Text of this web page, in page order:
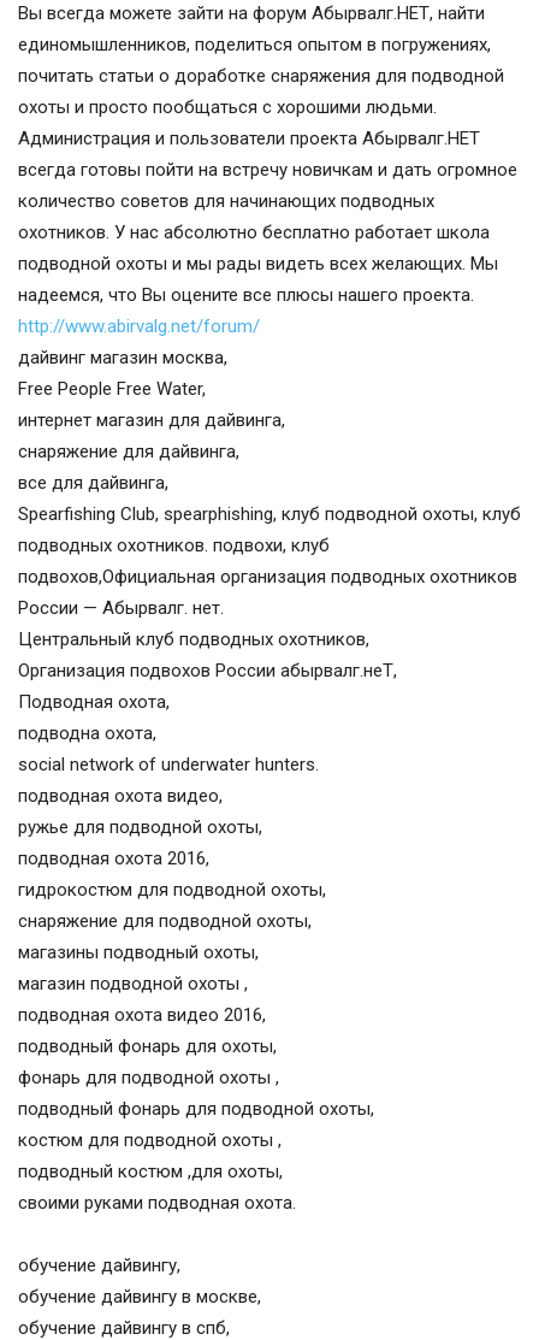
Вы всегда можете зайти на форум Абырвалг.НЕТ, найти
единомышленников, поделиться опытом в погружениях,
почитать статьи о доработке снаряжения для подводной
охоты и просто пообщаться с хорошими людьми.
Администрация и пользователи проекта Абырвалг.НЕТ
всегда готовы пойти на встречу новичкам и дать огромное
количество советов для начинающих подводных
охотников. У нас абсолютно бесплатно работает школа
подводной охоты и мы рады видеть всех желающих. Мы
надеемся, что Вы оцените все плюсы нашего проекта.
http://www.abirvalg.net/forum/
дайвинг магазин москва,
Free People Free Water,
интернет магазин для дайвинга,
снаряжение для дайвинга,
все для дайвинга,
Spearfishing Club, spearphishing, клуб подводной охоты, клуб
подводных охотников. подвохи, клуб
подвохов,Официальная организация подводных охотников
России — Абырвалг. нет.
Центральный клуб подводных охотников,
Организация подвохов России абырвалг.неТ,
Подводная охота,
подводна охота,
social network of underwater hunters.
подводная охота видео,
ружье для подводной охоты,
подводная охота 2016,
гидрокостюм для подводной охоты,
снаряжение для подводной охоты,
магазины подводный охоты,
магазин подводной охоты ,
подводная охота видео 2016,
подводный фонарь для охоты,
фонарь для подводной охоты ,
подводный фонарь для подводной охоты,
костюм для подводной охоты ,
подводный костюм ,для охоты,
своими руками подводная охота.
обучение дайвингу,
обучение дайвингу в москве,
обучение дайвингу в спб,